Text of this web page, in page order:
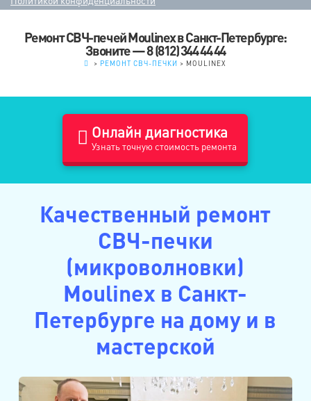
Ремонт СВЧ-печей Moulinex в Санкт-Петербурге:
Звоните — 8 (812) 344 44 44
> РЕМОНТ СВЧ-ПЕЧКИ > MOULINEX
Онлайн диагностика
Узнать точную стоимость ремонта
Качественный ремонт
СВЧ-печки
(микроволновки)
Moulinex в Санкт-
Петербурге на дому и в
мастерской